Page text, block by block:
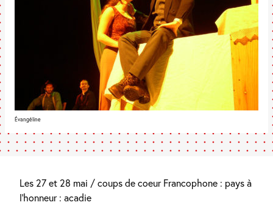
Évangéline
Les 27 et 28 mai / coups de coeur Francophone : pays à
l’honneur : acadie